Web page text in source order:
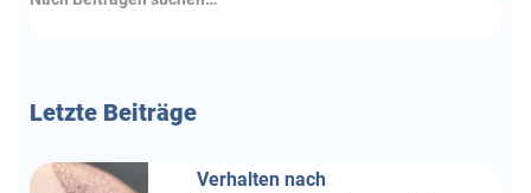
Letzte Beiträge
Verhalten nach